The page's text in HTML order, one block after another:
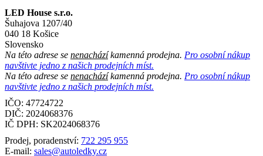
LED House s.r.o.
Šuhajova 1207/40
040 18 Košice
Slovensko
Na této adrese se nenacházíkamenná prodejna. Pro osobní nákup
navštivte jedno z našich prodejních míst.
Na této adrese se nenacházíkamenná prodejna. Pro osobní nákup
navštivte jedno z našich prodejních míst.
IČO: 47724722
DIČ: 2024068376
IČ DPH: SK2024068376
Prodej, poradenství: 722 295 955
E-mail: sales@autoledky.cz